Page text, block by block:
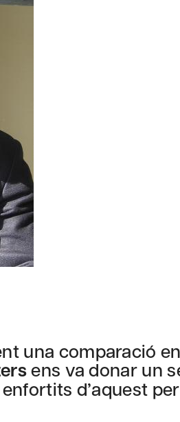
una comparació
ens va donar un
d’aquest